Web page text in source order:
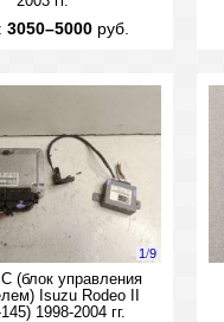
3050–5000руб.
1/9
(блок управления
Isuzu Rodeo II
1998-2004 гг.